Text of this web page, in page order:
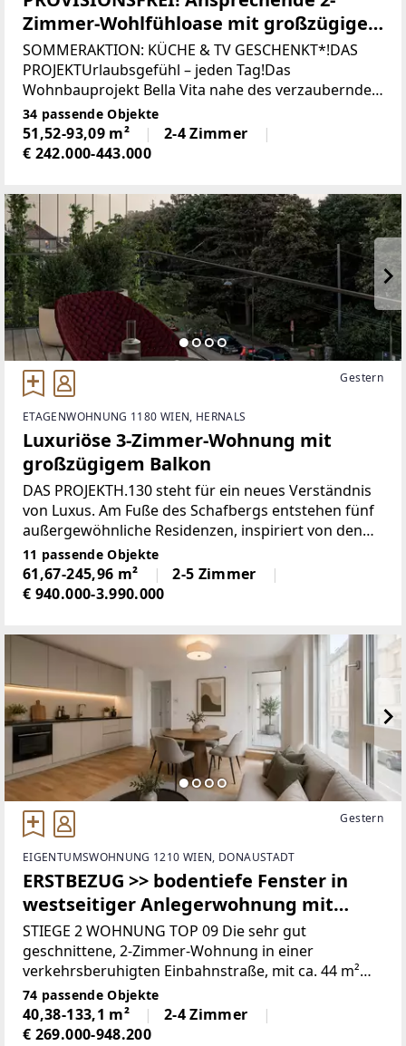
Zimmer-Wohlfühloase mit großzügiger
Loggia | Erstbezug, sofort vermietbar
SOMMERAKTION: KÜCHE & TV GESCHENKT*!DAS
PROJEKTUrlaubsgefühl – jeden Tag!Das
Wohnbauprojekt Bella Vita nahe des verzaubernden
Wiener Neustädter Kanals steht für "schönes
Leben" und das wird hier möglich. Im mediterranen
Stil
34 passende Objekte
51,52-93,09 m²
2-4 Zimmer
€ 242.000-443.000
Gestern
ETAGENWOHNUNG 1180 WIEN, HERNALS
Luxuriöse 3-Zimmer-Wohnung mit
großzügigem Balkon
DAS PROJEKTH.130 steht für ein neues Verständnis
von Luxus. Am Fuße des Schafbergs entstehen fünf
außergewöhnliche Residenzen, inspiriert von den
Elementen und geprägt von individueller
Architektur. Jede Einheit folgt einer eigenen Idee und
eröffnet
11 passende Objekte
61,67-245,96 m²
2-5 Zimmer
€ 940.000-3.990.000
Gestern
EIGENTUMSWOHNUNG 1210 WIEN, DONAUSTADT
ERSTBEZUG >> bodentiefe Fenster in
westseitiger Anlegerwohnung mit
Loggia >> TOP LAGE
STIEGE 2 WOHNUNG TOP 09 Die sehr gut
geschnittene, 2-Zimmer-Wohnung in einer
verkehrsberuhigten Einbahnstraße, mit ca. 44 m²
Wohnnutzfläche inklusive Loggia befindet sich im 1.
Obergeschoss in der Stiege 2. Ideal für Singles
74 passende Objekte
40,38-133,1 m²
2-4 Zimmer
€ 269.000-948.200